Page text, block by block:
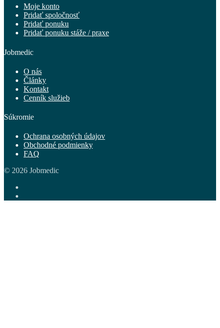
Moje konto
Pridať spoločnosť
Pridať ponuku
Pridať ponuku stáže / praxe
Jobmedic
O nás
Články
Kontakt
Cenník služieb
Súkromie
Ochrana osobných údajov
Obchodné podmienky
FAQ
© 2026 Jobmedic